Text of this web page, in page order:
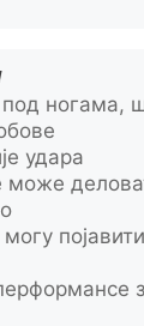
ногама,
удара
може